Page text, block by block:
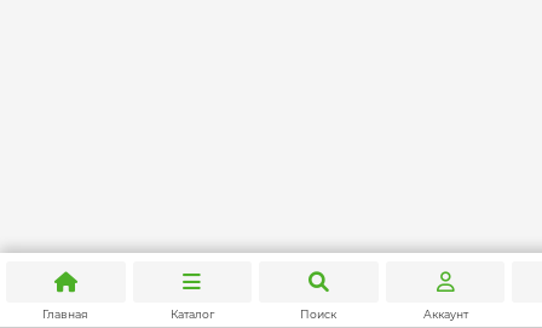
Главная Каталог Поиск Аккаунт